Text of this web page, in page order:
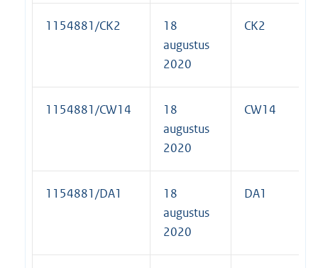
1154881/CK2
18
augustus
2020
CK2
1154881/CW14
18
augustus
2020
CW14
1154881/DA1
18
augustus
2020
DA1